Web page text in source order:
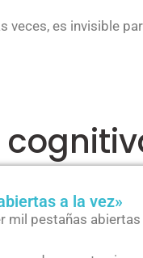
veces, es invisible
a la vez»
mil pestañas